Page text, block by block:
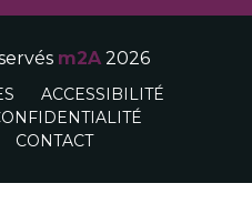
m2A2026
ACCESSIBILITÉ
CONTACT